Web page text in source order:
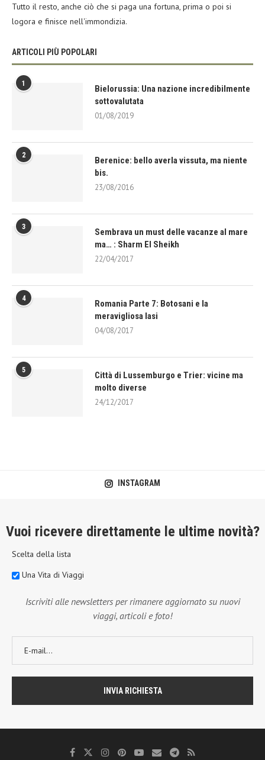
Tutto il resto, anche ciò che si paga una fortuna, prima o poi si
logora e finisce nell'immondizia.
ARTICOLI PIÙ POPOLARI
1
Bielorussia: Una nazione incredibilmente
sottovalutata
01/08/2019
2
Berenice: bello averla vissuta, ma niente
bis.
23/08/2016
3
Sembrava un must delle vacanze al mare
ma… : Sharm El Sheikh
22/04/2017
4
Romania Parte 7: Botosani e la
meravigliosa Iasi
04/08/2017
5
Città di Lussemburgo e Trier: vicine ma
molto diverse
24/12/2017
INSTAGRAM
Vuoi ricevere direttamente le ultime novità?
Scelta della lista
Una Vita di Viaggi
Iscriviti alle newsletters per rimanere aggiornato su nuovi
viaggi, articoli e foto!